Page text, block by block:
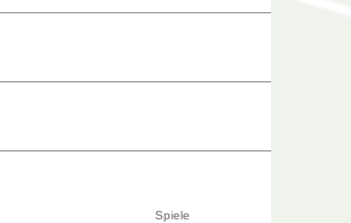
Spiele